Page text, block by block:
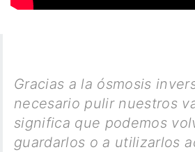
Gracias a la ósmosis
necesario pulir nuestros
significa que podemos
guardarlos o a utilizarlos